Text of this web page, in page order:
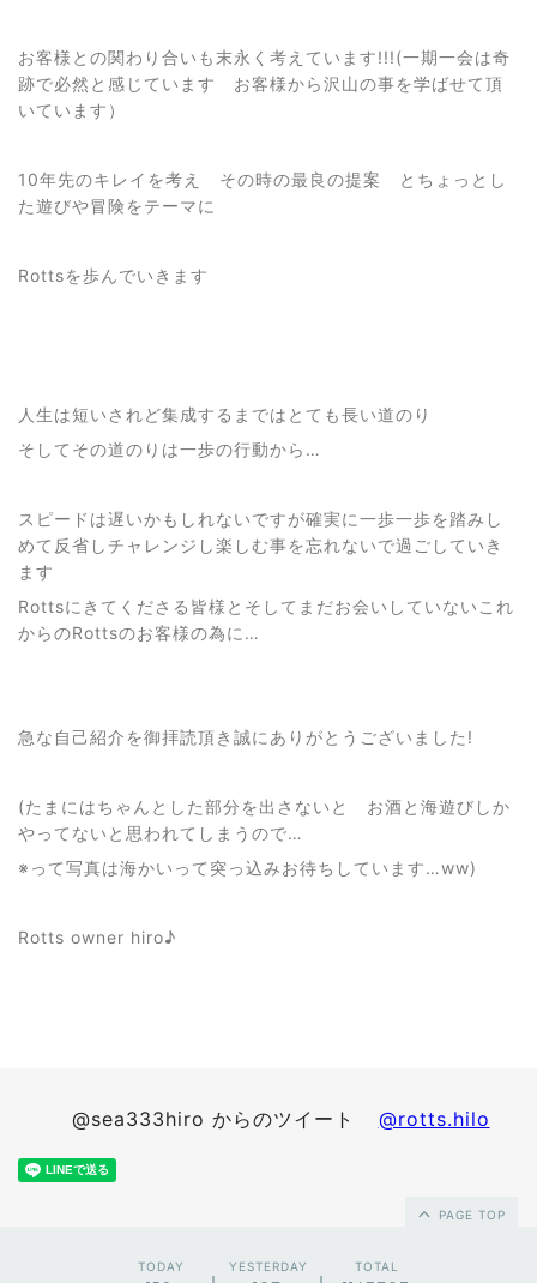
お客様との関わり合いも末永く考えています!!!(一期一会は奇
跡で必然と感じています お客様から沢山の事を学ばせて頂
いています）
10年先のキレイを考え その時の最良の提案 とちょっとし
た遊びや冒険をテーマに
Rottsを歩んでいきます
人生は短いされど集成するまではとても長い道のり
そしてその道のりは一歩の行動から…
スピードは遅いかもしれないですが確実に一歩一歩を踏みし
めて反省しチャレンジし楽しむ事を忘れないで過ごしていき
ます
Rottsにきてくださる皆様とそしてまだお会いしていないこれ
からのRottsのお客様の為に…
急な自己紹介を御拝読頂き誠にありがとうございました!
(たまにはちゃんとした部分を出さないと お酒と海遊びしか
やってないと思われてしまうので…
※って写真は海かいって突っ込みお待ちしています…ww)
Rotts owner hiro♪
@sea333hiro からのツイート @rotts.hilo
PAGE TOP
TODAY YESTERDAY TOTAL